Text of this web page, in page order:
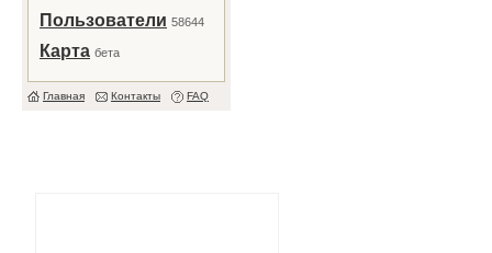
Пользователи 58644
Карта бета
Главная Контакты FAQ